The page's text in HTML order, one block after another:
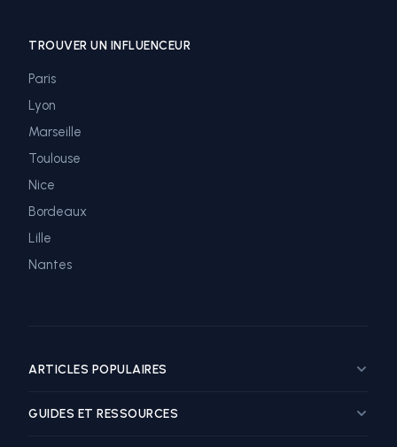
TROUVER UN INFLUENCEUR
Paris
Lyon
Marseille
Toulouse
Nice
Bordeaux
Lille
Nantes
ARTICLES POPULAIRES
GUIDES ET RESSOURCES